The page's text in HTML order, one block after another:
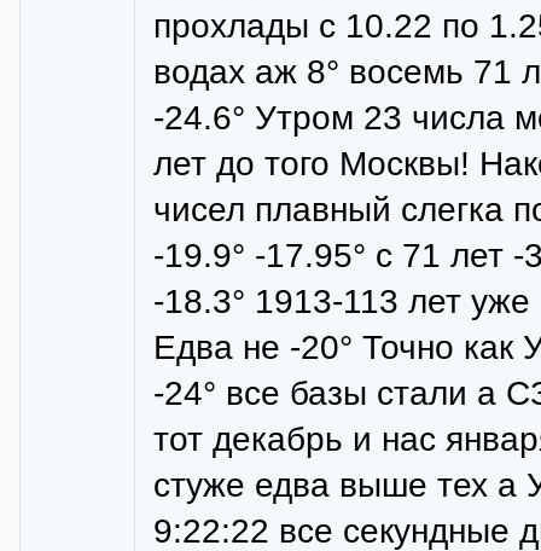
прохлады с 10.22 по
водах аж 8° восемь 71
-24.6° Утром 23 числа
лет до того Москвы!
чисел плавный слегка
-19.9° -17.95° с 71 лет -
-18.3° 1913-113 лет
Едва не -20° Точно как
-24° все базы стали а
тот декабрь и нас
стуже едва выше тех а
9:22:22 все секундные